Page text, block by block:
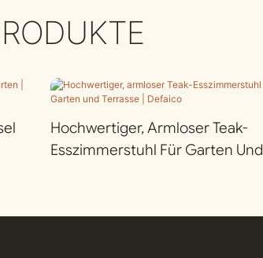
Hochwertiger, Armloser Teak-
Esszimmerstuhl Für Garten Und